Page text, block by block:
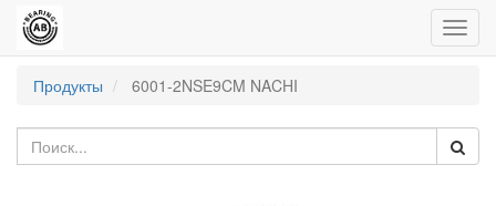
Продукты
6001-2NSE9CM NACHI